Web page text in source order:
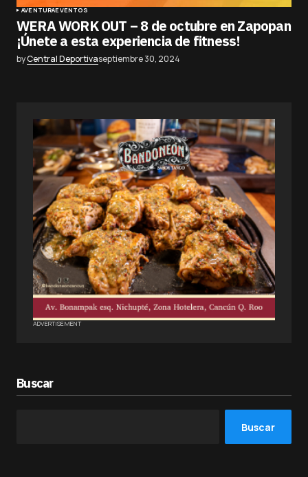
AVENTURAEVENTOS
WERA WORK OUT – 8 de octubre en Zapopan
¡Únete a esta experiencia de fitness!
byCentral Deportivaseptiembre 30, 2024
ADVERTISEMENT
Buscar
Buscar